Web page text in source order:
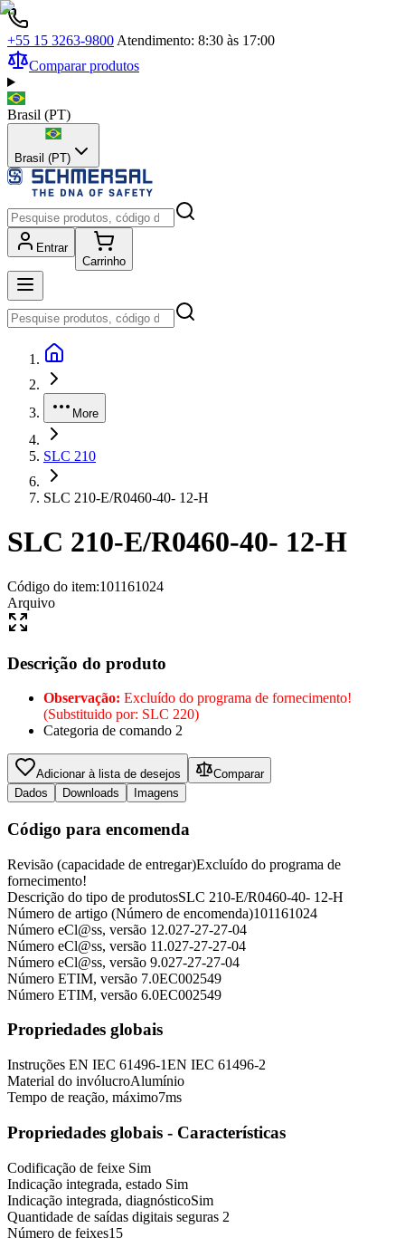
+55 15 3263-9800 Atendimento: 8:30 às 17:00
Comparar produtos
Brasil (PT)
Brasil (PT)
Entrar
Carrinho
More
SLC 210
SLC 210-E/R0460-40- 12-H
SLC 210-E/R0460-40- 12-H
Código do item:101161024
Arquivo
Descrição do produto
Observação: Excluído do programa de fornecimento!
(Substituido por: SLC 220)
Categoria de comando 2
Adicionar à lista de desejos
Comparar
Dados
Downloads Imagens
Código para encomenda
Revisão (capacidade de entregar)Excluído do programa de
fornecimento!
Descrição do tipo de produtosSLC 210-E/R0460-40- 12-H
Número de artigo (Número de encomenda)101161024
Número eCl@ss, versão 12.027-27-27-04
Número eCl@ss, versão 11.027-27-27-04
Número eCl@ss, versão 9.027-27-27-04
Número ETIM, versão 7.0EC002549
Número ETIM, versão 6.0EC002549
Propriedades globais
Instruções EN IEC 61496-1EN IEC 61496-2
Material do invólucroAlumínio
Tempo de reação, máximo7ms
Propriedades globais - Características
Codificação de feixe Sim
Indicação integrada, estado Sim
Indicação integrada, diagnósticoSim
Quantidade de saídas digitais seguras 2
Número de feixes15